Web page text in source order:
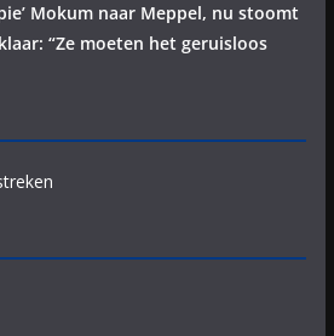
Mokum naar Meppel, nu stoomt
“Ze moeten het geruisloos